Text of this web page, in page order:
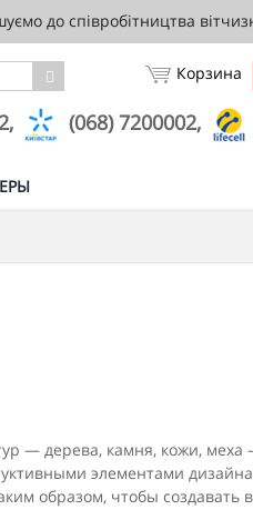
до співробітництва
Корзина
(068) 7200002,
— дерева, камня, кожи, меха
элементами
образом, чтобы соз­давать